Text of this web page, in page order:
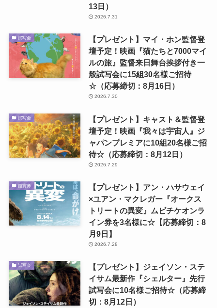
13日）
2026.7.31
試写会
【プレゼント】マイ・ホン監督登
壇予定！映画『猫たちと7000マイ
ルの旅』監督来日舞台挨拶付き一
般試写会に15組30名様ご招待
☆（応募締切：8月16日）
2026.7.30
試写会
【プレゼント】キャスト＆監督登
壇予定！映画『我々は宇宙人』ジ
ャパンプレミアに10組20名様ご招
待☆（応募締切：8月12日）
2026.7.29
鑑賞券
【プレゼント】アン・ハサウェイ
×ユアン・マクレガー『オークス
トリートの異変』ムビチケオンラ
イン券を3名様に☆【応募締切：8
月9日】
2026.7.28
試写会
【プレゼント】ジェイソン・ステ
イサム最新作『シェルター』先行
試写会に10名様ご招待☆（応募締
切：8月12日）